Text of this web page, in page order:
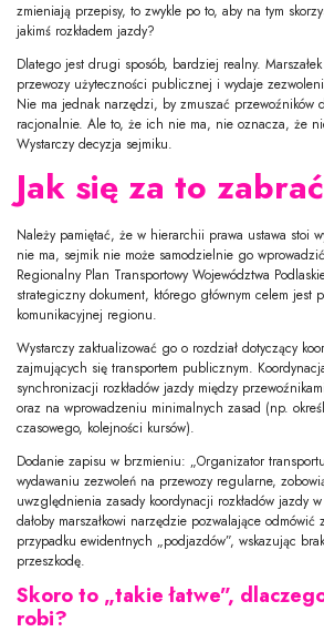
zmieniają przepisy, to zwykle po to, aby na tym
jakimś rozkładem jazdy?
Dlatego jest drugi sposób, bardziej realny.
przewozy użyteczności publicznej i wydaje
Nie ma jednak narzędzi, by zmuszać przewoźników
racjonalnie. Ale to, że ich nie ma, nie oznacza, że
Wystarczy decyzja sejmiku.
Jak się za to
Należy pamiętać, że w hierarchii prawa ustawa stoi
nie ma, sejmik nie może samodzielnie go
Regionalny Plan Transportowy Województwa
strategiczny dokument, którego głównym celem jest
komunikacyjnej regionu.
Wystarczy zaktualizować go o rozdział dotyczący
zajmujących się transportem publicznym.
synchronizacji rozkładów jazdy między
oraz na wprowadzeniu minimalnych zasad (np.
czasowego, kolejności kursów).
Dodanie zapisu w brzmieniu: „Organizator
wydawaniu zezwoleń na przewozy regularne,
uwzględnienia zasady koordynacji rozkładów jazdy
dałoby marszałkowi narzędzie pozwalające odmówić
przypadku ewidentnych „podjazdów”, wskazując
przeszkodę.
Skoro to „takie łatwe”,
robi?